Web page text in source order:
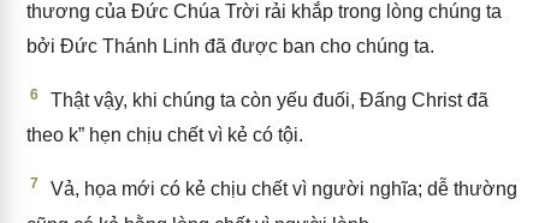
thương của Đức Chúa Trời rải khắp trong lòng chúng ta
bởi Đức Thánh Linh đã được ban cho chúng ta.
6
Thật vậy, khi chúng ta còn yếu đuối, Đấng Christ đã
theo k” hẹn chịu chết vì kẻ có tội.
7
Vả, họa mới có kẻ chịu chết vì người nghĩa; dễ thường